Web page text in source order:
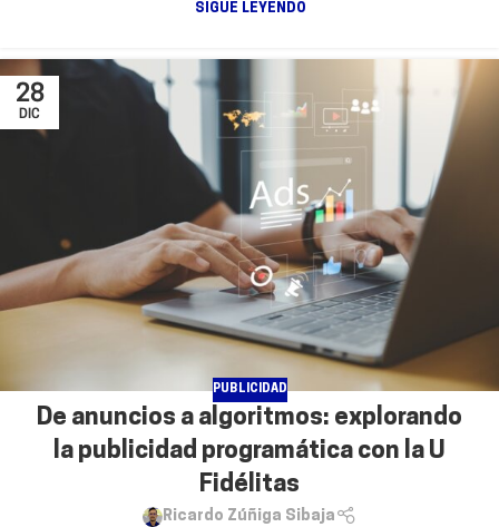
SIGUE LEYENDO
28
DIC
PUBLICIDAD
De anuncios a algoritmos: explorando
la publicidad programática con la U
Fidélitas
Ricardo Zúñiga Sibaja